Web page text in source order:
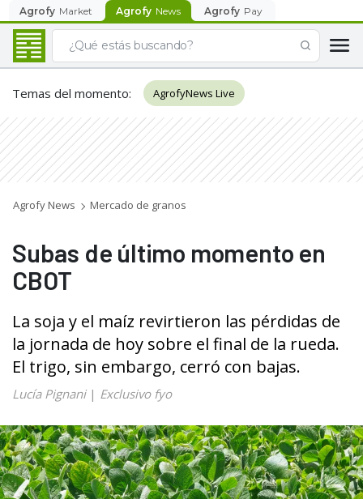
Agrofy Market Agrofy News Agrofy Pay
Temas del momento: AgrofyNews Live
Agrofy News Mercado de granos
Subas de último momento en
CBOT
La soja y el maíz revirtieron las pérdidas de
la jornada de hoy sobre el final de la rueda.
El trigo, sin embargo, cerró con bajas.
Lucía Pignani| Exclusivo fyo